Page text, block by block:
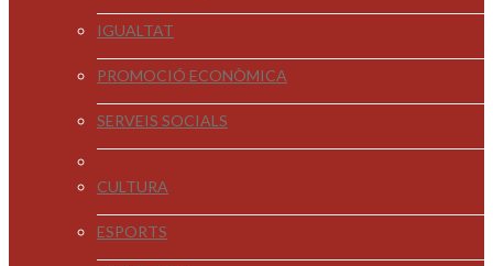
IGUALTAT
PROMOCIÓ ECONÒMICA
SERVEIS SOCIALS
CULTURA
ESPORTS